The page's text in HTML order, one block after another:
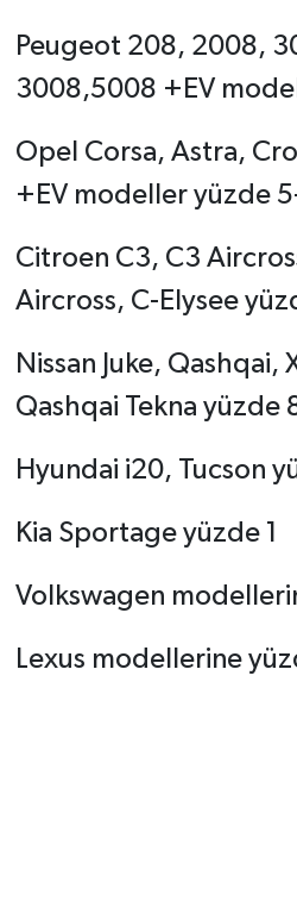
Peugeot 208, 2008,
3008,5008 +EV
Opel Corsa, Astra,
+EV modeller yüzde
Citroen C3, C3
Aircross, C-Elysee
Nissan Juke, Qashqai,
Qashqai Tekna yüzde
Hyundai i20, Tucson
Kia Sportage yüzde 1
Volkswagen
Lexus modellerine